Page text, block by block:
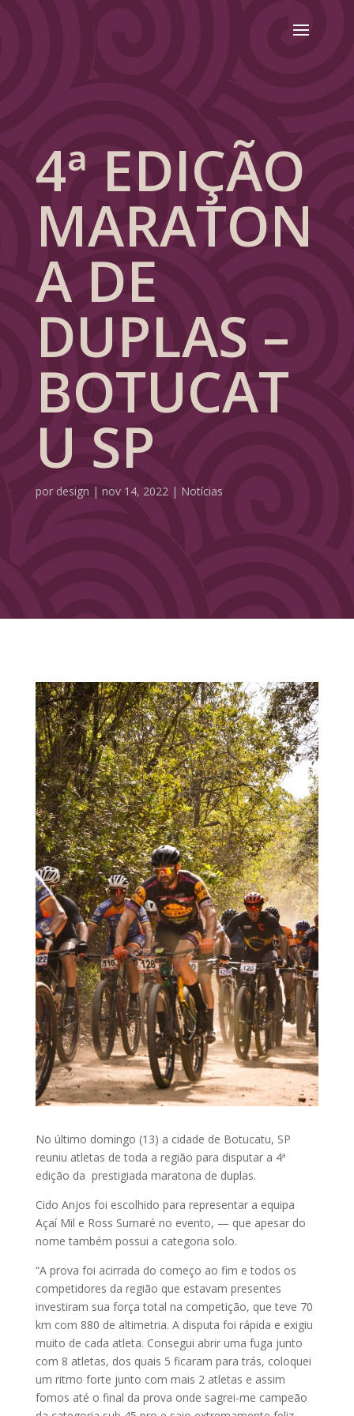
4ª EDIÇÃO
MARATON
A DE
DUPLAS –
BOTUCAT
U SP
por design | nov 14, 2022| Notícias
No último domingo (13) a cidade de Botucatu, SP
reuniu atletas de toda a região para disputar a 4ª
edição da prestigiada maratona de duplas.
Cido Anjos foi escolhido para representar a equipa
Açaí Mil e Ross Sumaré no evento, — que apesar do
nome também possui a categoria solo.
“A prova foi acirrada do começo ao fim e todos os
competidores da região que estavam presentes
investiram sua força total na competição, que teve 70
km com 880 de altimetria. A disputa foi rápida e exigiu
muito de cada atleta. Consegui abrir uma fuga junto
com 8 atletas, dos quais 5 ficaram para trás, coloquei
um ritmo forte junto com mais 2 atletas e assim
fomos até o final da prova onde sagrei-me campeão